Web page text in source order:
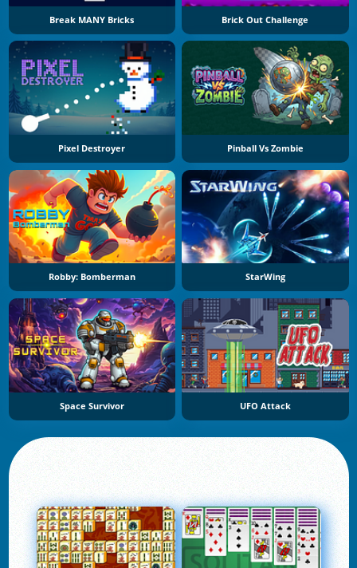
Break MANY Bricks Brick Out Challenge
Pixel Destroyer Pinball Vs Zombie
Robby: Bomberman StarWing
Space Survivor UFO Attack